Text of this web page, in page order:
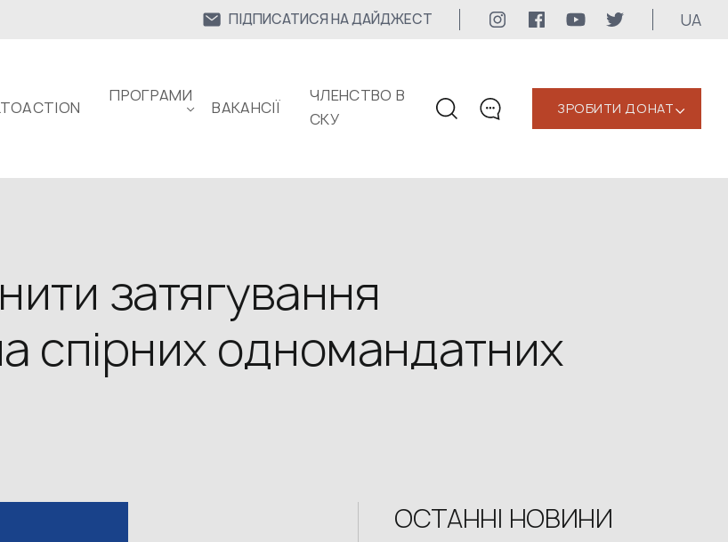
ПІДПИСАТИСЯ НА ДАЙДЖЕСТ UA
ПРОГРАМИ
ВАКАНСІЇ
ЧЛЕНСТВО В
СКУ
КОНТАКТИ
24/7
uwc@ukrainianworldcongress.org
ЗРОБИТИ ДОНАТ‹
затягування
спірних одномандатних
ОСТАННІ НОВИНИ